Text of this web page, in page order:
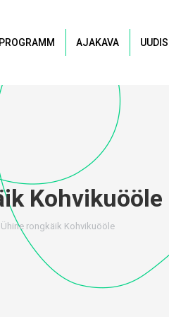
PROGRAMM AJAKAVA
Kohvikuööle
Ühine rongkäik Kohvikuööle